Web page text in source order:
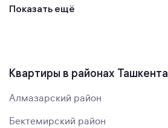
Показать ещё
Квартиры в районах Ташкента
Алмазарский район
Бектемирский район